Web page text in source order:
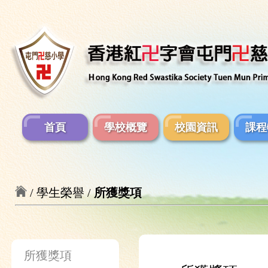
首頁 學校概覽 校園資訊 課
/ 學生榮譽 /所獲獎項